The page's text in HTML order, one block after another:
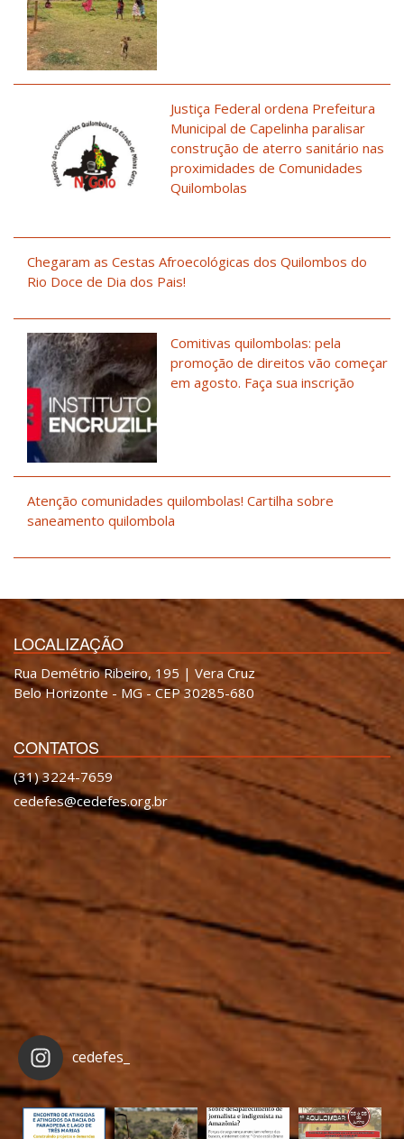
Justiça Federal ordena Prefeitura
Municipal de Capelinha paralisar
construção de aterro sanitário nas
proximidades de Comunidades
Quilombolas
Chegaram as Cestas Afroecológicas dos Quilombos do
Rio Doce de Dia dos Pais!
Comitivas quilombolas: pela
promoção de direitos vão começar
em agosto. Faça sua inscrição
Atenção comunidades quilombolas! Cartilha sobre
saneamento quilombola
LOCALIZAÇÃO
Rua Demétrio Ribeiro, 195 | Vera Cruz
Belo Horizonte - MG - CEP 30285-680
CONTATOS
(31) 3224-7659
cedefes@cedefes.org.br
cedefes_